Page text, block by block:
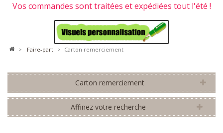
Vos commandes sont traitées et expédiées tout l'été !
> faire-part > Carton remerciement
Carton remerciement
Affinez votre recherche